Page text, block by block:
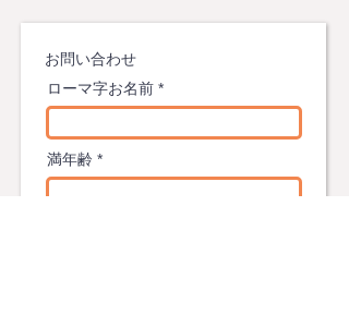
​お問い合わせ
ローマ字お名前
満年齢